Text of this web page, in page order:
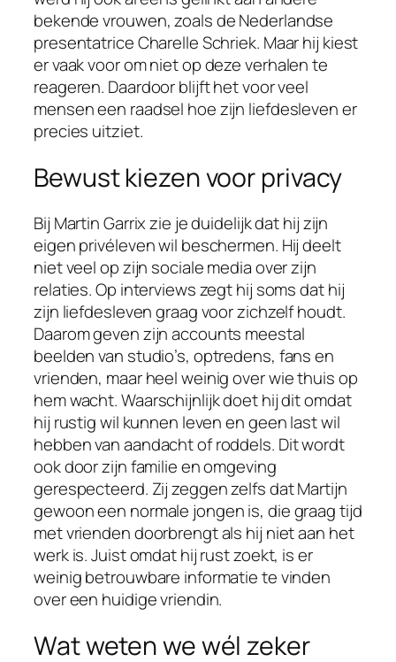
bekende vrouwen, zoals de Nederlandse
presentatrice Charelle Schriek. Maar hij kiest
er vaak voor om niet op deze verhalen te
reageren. Daardoor blijft het voor veel
mensen een raadsel hoe zijn liefdesleven er
precies uitziet.
Bewust kiezen voor privacy
Bij Martin Garrix zie je duidelijk dat hij zijn
eigen privéleven wil beschermen. Hij deelt
niet veel op zijn sociale media over zijn
relaties. Op interviews zegt hij soms dat hij
zijn liefdesleven graag voor zichzelf houdt.
Daarom geven zijn accounts meestal
beelden van studio’s, optredens, fans en
vrienden, maar heel weinig over wie thuis op
hem wacht. Waarschijnlijk doet hij dit omdat
hij rustig wil kunnen leven en geen last wil
hebben van aandacht of roddels. Dit wordt
ook door zijn familie en omgeving
gerespecteerd. Zij zeggen zelfs dat Martijn
gewoon een normale jongen is, die graag tijd
met vrienden doorbrengt als hij niet aan het
werk is. Juist omdat hij rust zoekt, is er
weinig betrouwbare informatie te vinden
over een huidige vriendin.
Wat weten we wél zeker